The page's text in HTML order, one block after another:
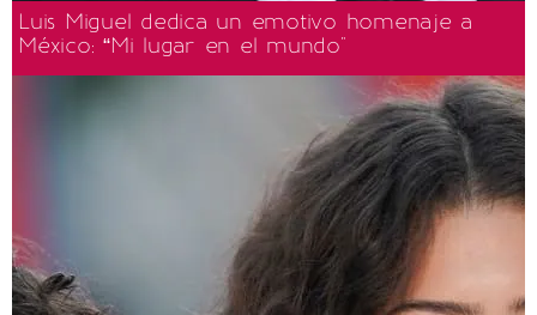
Luis Miguel dedica un emotivo homenaje a
México: “Mi lugar en el mundo"